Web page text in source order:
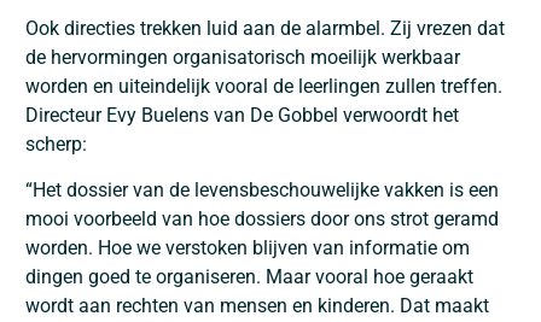
Ook directies trekken luid aan de alarmbel. Zij vrezen dat
de hervormingen organisatorisch moeilijk werkbaar
worden en uiteindelijk vooral de leerlingen zullen treffen.
Directeur Evy Buelens van De Gobbel verwoordt het
scherp:
“Het dossier van de levensbeschouwelijke vakken is een
mooi voorbeeld van hoe dossiers door ons strot geramd
worden. Hoe we verstoken blijven van informatie om
dingen goed te organiseren. Maar vooral hoe geraakt
wordt aan rechten van mensen en kinderen. Dat maakt